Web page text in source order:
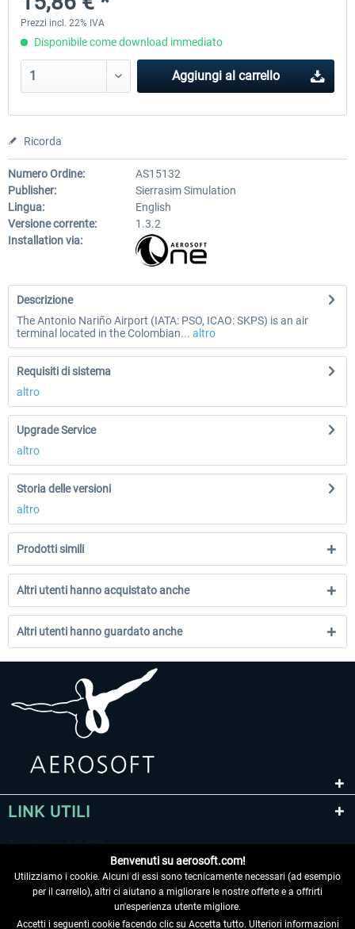
Prezzi incl. 22% IVA
Disponibile come download immediato
Aggiungi al carrello
Ricorda
Numero Ordine:
AS15132
Publisher:
Sierrasim Simulation
Lingua:
English
Versione corrente:
1.3.2
Installation via:
Descrizione
The Antonio Nariño Airport (IATA: PSO, ICAO: SKPS) is an air
terminal located in the Colombian... altro
Requisiti di sistema
altro
Upgrade Service
altro
Storia delle versioni
altro
Prodotti simili
Altri utenti hanno acquistato anche
Altri utenti hanno guardato anche
LINK UTILI
Benvenuti su aerosoft.com!
Utilizziamo i cookie. Alcuni di essi sono tecnicamente necessari (ad esempio
per il carrello), altri ci aiutano a migliorare le nostre offerte e a offrirti
un'esperienza utente migliore.
Accetti i seguenti cookie facendo clic su Accetta tutto. Ulteriori informazioni